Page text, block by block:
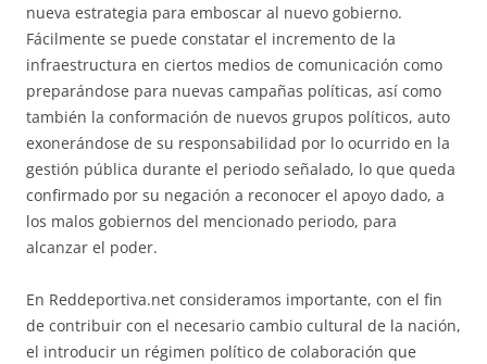
nueva estrategia para emboscar al nuevo gobierno.
Fácilmente se puede constatar el incremento de la
infraestructura en ciertos medios de comunicación como
preparándose para nuevas campañas políticas, así como
también la conformación de nuevos grupos políticos, auto
exonerándose de su responsabilidad por lo ocurrido en la
gestión pública durante el periodo señalado, lo que queda
confirmado por su negación a reconocer el apoyo dado, a
los malos gobiernos del mencionado periodo, para
alcanzar el poder.
En Reddeportiva.net consideramos importante, con el fin
de contribuir con el necesario cambio cultural de la nación,
el introducir un régimen político de colaboración que